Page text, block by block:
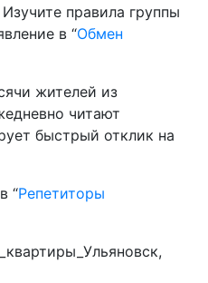
правила группы
в “Обмен
жителей из
читают
быстрый отклик на
“Репетиторы